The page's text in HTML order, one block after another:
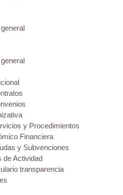
y Procedimientos
Financiera
y Subvenciones
de Actividad
transparencia